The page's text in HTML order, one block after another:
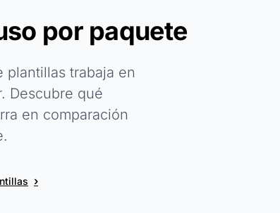
por paquete
trabaja en
Descubre qué
en comparación
›